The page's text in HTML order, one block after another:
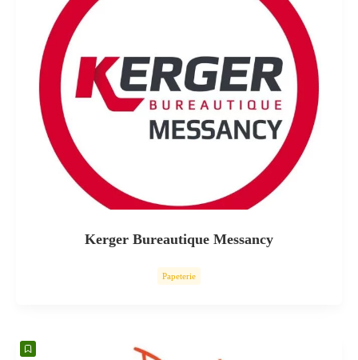
Kerger Bureautique Messancy
Papeterie